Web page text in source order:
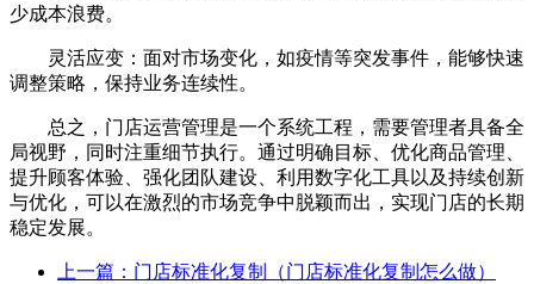
少成本浪费。
灵活应变：面对市场变化，如疫情等突发事件，能够快速
调整策略，保持业务连续性。
总之，门店运营管理是一个系统工程，需要管理者具备全
局视野，同时注重细节执行。通过明确目标、优化商品管理、
提升顾客体验、强化团队建设、利用数字化工具以及持续创新
与优化，可以在激烈的市场竞争中脱颖而出，实现门店的长期
稳定发展。
上一篇：门店标准化复制（门店标准化复制怎么做）